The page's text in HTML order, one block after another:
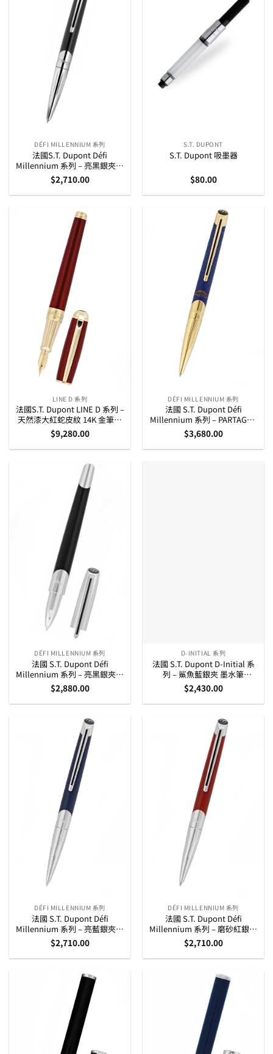
DÉFI MILLENNIUM 系列
法國S.T. Dupont Défi
Millennium 系列 – 亮黑銀夾原
子筆 (405706)
$2,710.00
S.T. DUPONT
S.T. Dupont 吸墨器
$80.00
LINE D 系列
法國S.T. Dupont LINE D 系列 –
天然漆大紅蛇皮紋 14K 金筆咀
墨水筆 (410108L)
$9,280.00
DÉFI MILLENNIUM 系列
法國 S.T. Dupont Défi
Millennium 系列 – PARTAGAS
LINEA MAESTRA 限量版原子筆
(405095)
$3,680.00
DÉFI MILLENNIUM 系列
法國 S.T. Dupont Défi
Millennium 系列 – 亮黑銀夾走
珠筆 (402706)
$2,880.00
D-INITIAL 系列
法國 S.T. Dupont D-Initial 系
列 – 鯊魚藍銀夾 墨水筆
(260217)
$2,430.00
DÉFI MILLENNIUM 系列
法國 S.T. Dupont Défi
Millennium 系列 – 亮藍銀夾原
子筆 (405736)
$2,710.00
DÉFI MILLENNIUM 系列
法國 S.T. Dupont Défi
Millennium 系列 – 磨砂紅銀夾
原子筆 (405739)
$2,710.00